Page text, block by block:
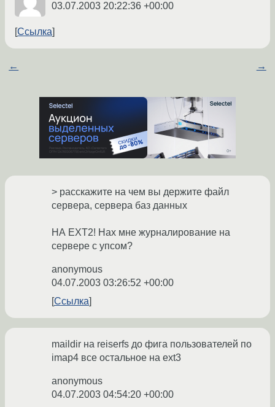
03.07.2003 20:22:36 +00:00
Ссылка
← →
> расскажите на чем вы держите файл
сервера, сервера баз данных
НА EXT2! Нах мне журналирование на
сервере с упсом?
anonymous
04.07.2003 03:26:52 +00:00
Ссылка
maildir на reiserfs до фига пользователей по
imap4 все остальное на ext3
anonymous
04.07.2003 04:54:20 +00:00